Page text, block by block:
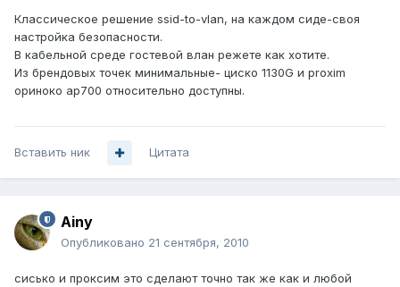
Классическое решение ssid-to-vlan, на каждом сиде-своя
настройка безопасности.
В кабельной среде гостевой влан режете как хотите.
Из брендовых точек минимальные- циско 1130G и proxim
ориноко ap700 относительно доступны.
Вставить ник Цитата
Ainy
Опубликовано 21 сентября, 2010
сисько и проксим это сделают точно так же как и любой